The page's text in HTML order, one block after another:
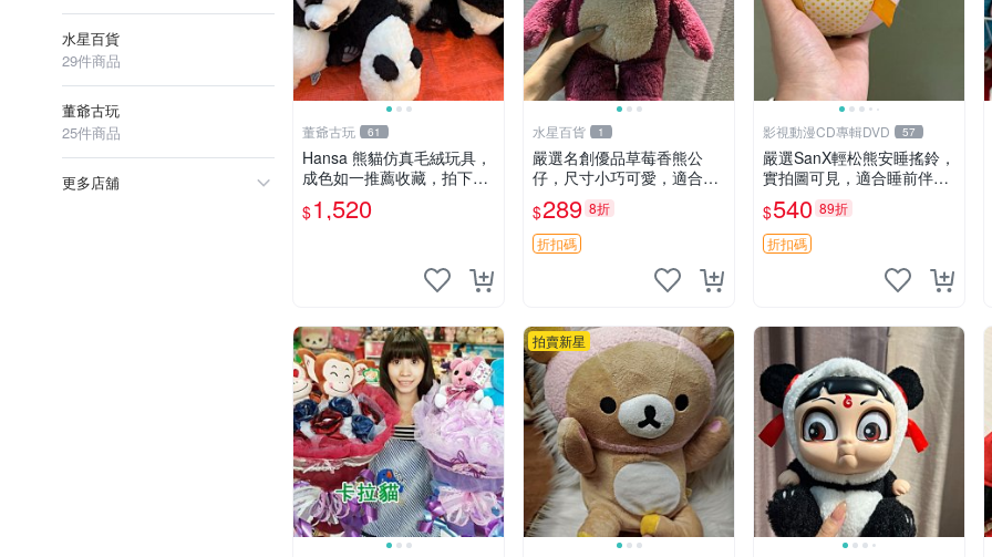
水星百貨
29件商品
董爺古玩
25件商品
更多店舖
董爺古玩 61
Hansa 熊貓仿真毛絨玩具，
成色如一推薦收藏，拍下無
疑心 熊貓 毛絨玩具 收藏
$1,520
水星百貨 1
嚴選名創優品草莓香熊公
仔，尺寸小巧可愛，適合收
藏賞玩 30cm 玩具 公仔 草
莓熊
$289 8折
折扣碼
影視動漫CD專輯DVD 57
嚴選SanX輕松熊安睡搖鈴，
實拍圖可見，適合睡前伴
侶， Picks安撫好物 0325
懸吊 電腦
$540 89折
折扣碼
拍賣新星